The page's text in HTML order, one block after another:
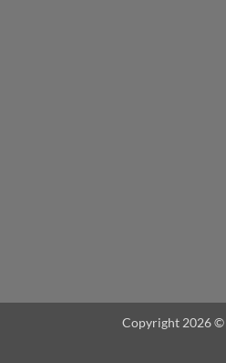
Copyright 2026 ©